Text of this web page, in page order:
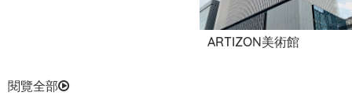
ARTIZON美術館
閱覽全部